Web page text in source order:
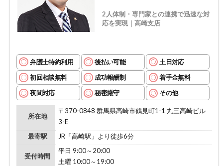
2人体制・専門家との連携で迅速な対
応を実現｜高崎支店
弁護士特約利用 後払い可能 土日対応
初回相談無料 成功報酬制 着手金無料
夜間対応 秘密厳守 その他
所在地
〒370-0848 群馬県高崎市鶴見町1-1 丸三高崎ビル
3-E
最寄駅
JR「高崎駅」より徒歩6分
受付時間
平日 9:00～20:00
土曜 10:00～19:00